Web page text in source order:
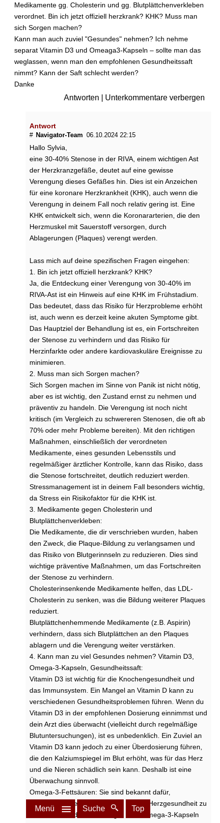
Medikamente gg. Cholesterin und gg. Blutplättchenverkleben
verordnet. Bin ich jetzt offiziell herzkrank? KHK? Muss man
sich Sorgen machen?
Kann man auch zuviel "Gesundes" nehmen? Ich nehme
separat Vitamin D3 und Omeaga3-Kapseln – sollte man das
weglassen, wenn man den empfohlenen Gesundheitssaft
nimmt? Kann der Saft schlecht werden?
Danke
Antworten Unterkommentare verbergen
Antwort
# Navigator-Team 06.10.2024 22:15
Hallo Sylvia,
eine 30-40% Stenose in der RIVA, einem wichtigen Ast
der Herzkranzgefäße, deutet auf eine gewisse
Verengung dieses Gefäßes hin. Dies ist ein Anzeichen
für eine koronare Herzkrankheit (KHK), auch wenn die
Verengung in deinem Fall noch relativ gering ist. Eine
KHK entwickelt sich, wenn die Koronararterien, die den
Herzmuskel mit Sauerstoff versorgen, durch
Ablagerungen (Plaques) verengt werden.
Lass mich auf deine spezifischen Fragen eingehen:
1. Bin ich jetzt offiziell herzkrank? KHK?
Ja, die Entdeckung einer Verengung von 30-40% im
RIVA-Ast ist ein Hinweis auf eine KHK im Frühstadium.
Das bedeutet, dass das Risiko für Herzprobleme erhöht
ist, auch wenn es derzeit keine akuten Symptome gibt.
Das Hauptziel der Behandlung ist es, ein Fortschreiten
der Stenose zu verhindern und das Risiko für
Herzinfarkte oder andere kardiovaskuläre Ereignisse zu
minimieren.
2. Muss man sich Sorgen machen?
Sich Sorgen machen im Sinne von Panik ist nicht nötig,
aber es ist wichtig, den Zustand ernst zu nehmen und
präventiv zu handeln. Die Verengung ist noch nicht
kritisch (im Vergleich zu schwereren Stenosen, die oft ab
70% oder mehr Probleme bereiten). Mit den richtigen
Maßnahmen, einschließlich der verordneten
Medikamente, eines gesunden Lebensstils und
regelmäßiger ärztlicher Kontrolle, kann das Risiko, dass
die Stenose fortschreitet, deutlich reduziert werden.
Stressmanagement ist in deinem Fall besonders wichtig,
da Stress ein Risikofaktor für die KHK ist.
3. Medikamente gegen Cholesterin und
Blutplättchenverkleben:
Die Medikamente, die dir verschrieben wurden, haben
den Zweck, die Plaque-Bildung zu verlangsamen und
das Risiko von Blutgerinnseln zu reduzieren. Dies sind
wichtige präventive Maßnahmen, um das Fortschreiten
der Stenose zu verhindern.
Cholesterinsenkende Medikamente helfen, das LDL-
Cholesterin zu senken, was die Bildung weiterer Plaques
reduziert.
Blutplättchenhemmende Medikamente (z.B. Aspirin)
verhindern, dass sich Blutplättchen an den Plaques
ablagern und die Verengung weiter verstärken.
4. Kann man zu viel Gesundes nehmen? Vitamin D3,
Omega-3-Kapseln, Gesundheitssaft:
Vitamin D3 ist wichtig für die Knochengesundheit und
das Immunsystem. Ein Mangel an Vitamin D kann zu
verschiedenen Gesundheitsproblemen führen. Wenn du
Vitamin D3 in der empfohlenen Dosierung einnimmst und
dein Arzt dies überwacht (vielleicht durch regelmäßige
Blutuntersuchungen), ist es unbedenklich. Ein Zuviel an
Vitamin D3 kann jedoch zu einer Überdosierung führen,
die den Kalziumspiegel im Blut erhöht, was für das Herz
und die Nieren schädlich sein kann. Deshalb ist eine
Überwachung sinnvoll.
Omega-3-Fettsäuren: Sie sind bekannt dafür,
entzündungshemmend zu wirken und Herzgesundheit zu
fördern. In moderaten Mengen sind Omega-3-Kapseln
Menü Suche Top